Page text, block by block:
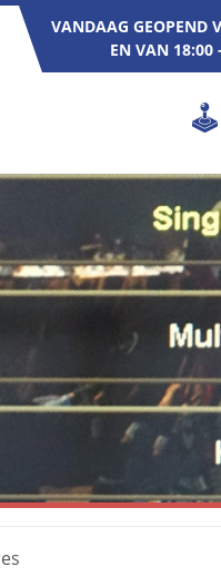
VANDAAG GEOPEND
EN VAN 18:00